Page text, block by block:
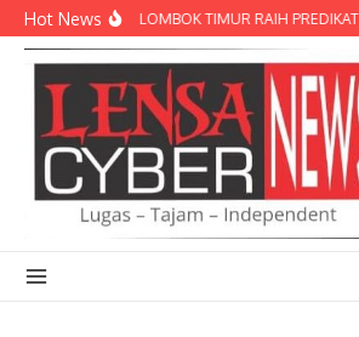
Lewati ke konten
Hot NewsPOLRES LOMBOK TIMUR RAIH PREDIKAT